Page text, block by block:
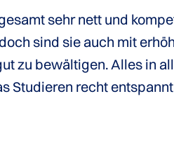
sehr nett und
sind sie auch mit
zu bewältigen. Alles in
Studieren recht